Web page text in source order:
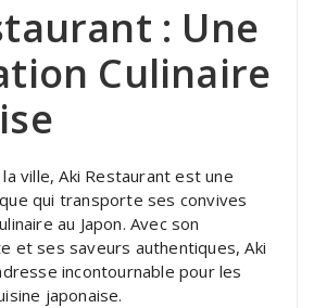
: Une
Culinaire
ville, Aki Restaurant est une
qui transporte ses convives
au Japon. Avec son
et ses saveurs authentiques, Aki
incontournable pour les
japonaise.